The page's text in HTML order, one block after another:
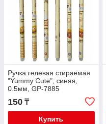
Ручка гелевая стираемая
"Yummy Cute", синяя,
0.5мм, GP-7885
150 ₸
Купить